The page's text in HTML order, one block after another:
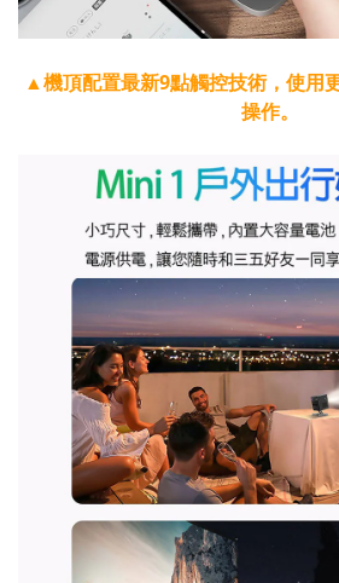
▲機頂配置最新9點觸控技術，使用
操作。